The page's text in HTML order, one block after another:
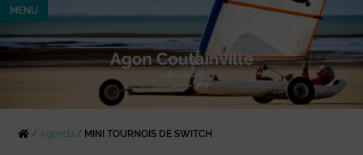
MENU
/Agenda / MINI TOURNOIS DE SWITCH